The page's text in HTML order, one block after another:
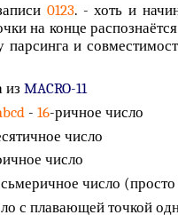
0123. - хоть и
на конце
парсинга и
из MACRO-11
- 16-ричное число
число
число
число
с плавающей точкой